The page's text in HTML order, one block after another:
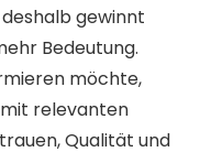
gewinnt
Bedeutung.
möchte,
relevanten
Qualität und